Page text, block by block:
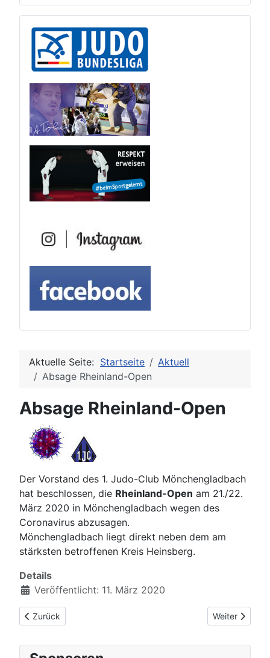
Aktuelle Seite: Startseite
Aktuell
Absage Rheinland-Open
Absage Rheinland-Open
Der Vorstand des 1. Judo-Club Mönchengladbach
hat beschlossen, die Rheinland-Open am 21./22.
März 2020 in Mönchengladbach wegen des
Coronavirus abzusagen.
Mönchengladbach liegt direkt neben dem am
stärksten betroffenen Kreis Heinsberg.
Details
Veröffentlicht: 11. März 2020
Vorheriger Beitrag: Schulen schließen - Judotraining
Zurück Nächster
Weiter